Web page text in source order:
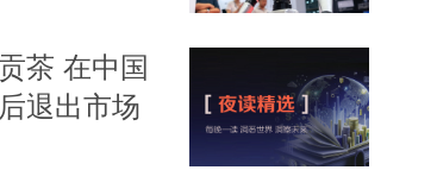
茶 在中国
退出市场